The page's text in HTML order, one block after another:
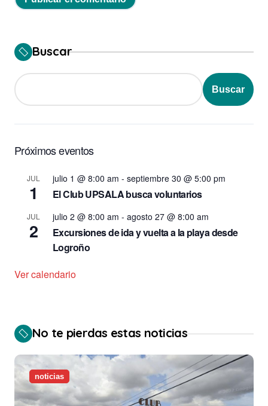
Buscar
Buscar
Próximos eventos
JUL
1
julio 1 @ 8:00 am - septiembre 30 @ 5:00 pm
El Club UPSALA busca voluntarios
JUL
2
julio 2 @ 8:00 am - agosto 27 @ 8:00 am
Excursiones de ida y vuelta a la playa desde
Logroño
Ver calendario
No te pierdas estas noticias
noticias